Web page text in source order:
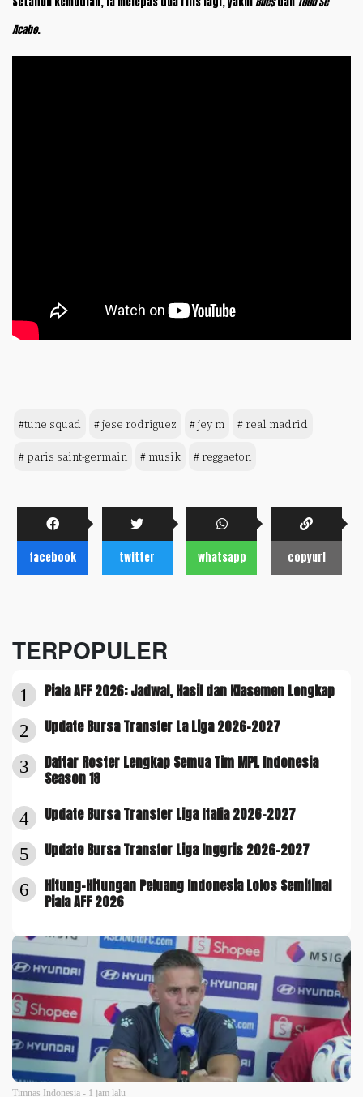
Acabo.
#tune squad # jese rodriguez # jey m # real madrid
# paris saint-germain # musik # reggaeton
facebook twitter whatsapp copyurl
TERPOPULER
1 Piala AFF 2026: Jadwal, Hasil dan Klasemen Lengkap
2 Update Bursa Transfer La Liga 2026-2027
3
Daftar Roster Lengkap Semua Tim MPL Indonesia
Season 18
4 Update Bursa Transfer Liga Italia 2026-2027
5 Update Bursa Transfer Liga Inggris 2026-2027
6
Hitung-Hitungan Peluang Indonesia Lolos Semifinal
Piala AFF 2026
Timnas Indonesia - 1 jam lalu